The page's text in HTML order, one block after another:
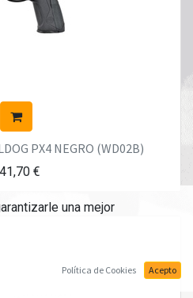
PX4 NEGRO (WD02B)
€
una mejor
Política de Cookies Acepto